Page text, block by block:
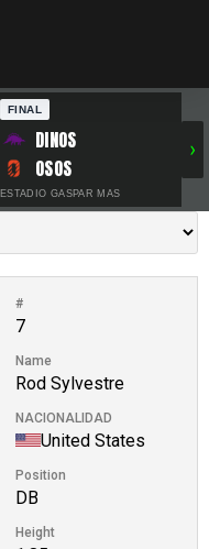
FINAL
DINOS
OSOS
ESTADIO GASPAR MAS
›
#
7
Name
Rod Sylvestre
NACIONALIDAD
United States
Position
DB
Height